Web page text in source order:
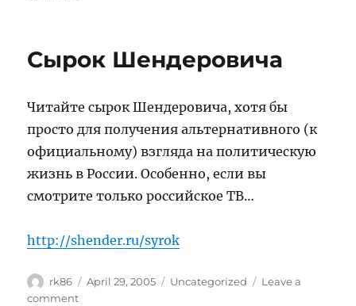
Сырок Шендеровича
Читайте сырок Шендеровича, хотя бы
просто для получения альтернативного (к
официальному) взгляда на политическую
жизнь в России. Особенно, если вы
смотрите только российское ТВ…
http://shender.ru/syrok
Author
rk86
Posted
April 29, 2005 Categories
Uncategorized
Leave a
commenton